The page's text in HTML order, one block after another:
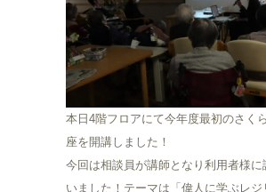
本日4階フロアにて今年度最初のさく
座を開講しました！
今回は相談員が講師となり利用者様に
いました！テーマは「偉人に学ぶレジ